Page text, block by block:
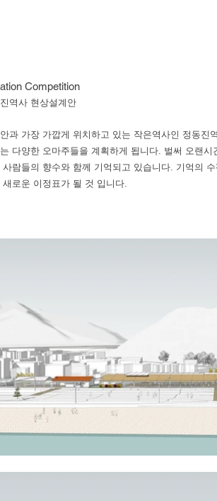
Competition
역사 현상설계안
과 가장 가깝게 위치하고 있는 작은역사인 정동
다양한 오마주들을 계획하게 됩니다. 벌써 오랜
사람들의 향수와 함께 기억되고 있습니다. 기억의
새로운 이정표가 될 것 입니다.